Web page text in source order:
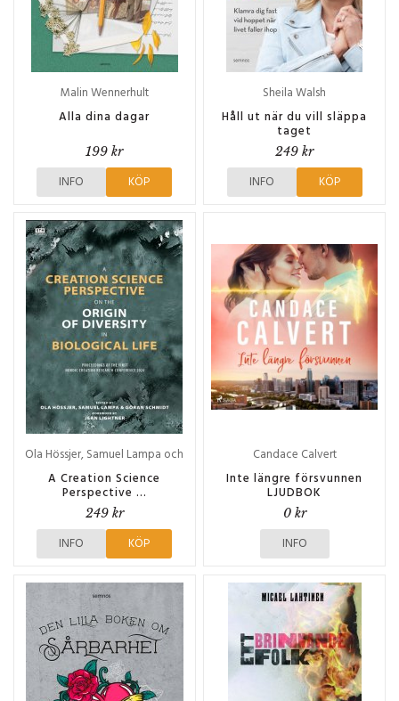
Malin Wennerhult
Alla dina dagar
199 kr
INFO KÖP
Sheila Walsh
Håll ut när du vill släppa
taget
249 kr
INFO KÖP
Ola Hössjer, Samuel Lampa och
Göran Schmidt
A Creation Science
Perspective ...
249 kr
INFO KÖP
Candace Calvert
Inte längre försvunnen
LJUDBOK
0 kr
INFO